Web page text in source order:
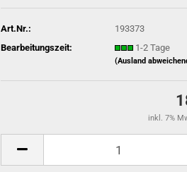
Art.Nr.:
193373
Bearbeitungszeit:
1-2 Tage
(Ausland
inkl. 7%